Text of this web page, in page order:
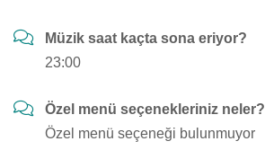
Müzik saat kaçta sona eriyor?
23:00
Özel menü seçenekleriniz neler?
Özel menü seçeneği bulunmuyor